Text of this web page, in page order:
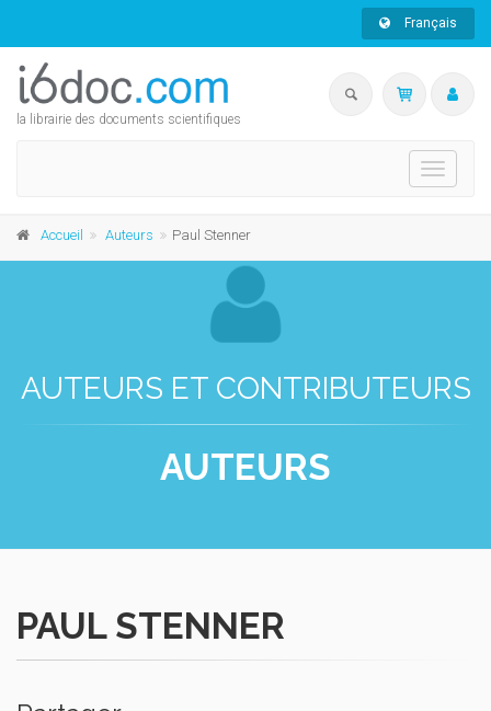
Français
la librairie des documents scientifiques
Toggle
Accueil Auteurs Paul Stenner
AUTEURS ET CONTRIBUTEURS
AUTEURS
PAUL STENNER